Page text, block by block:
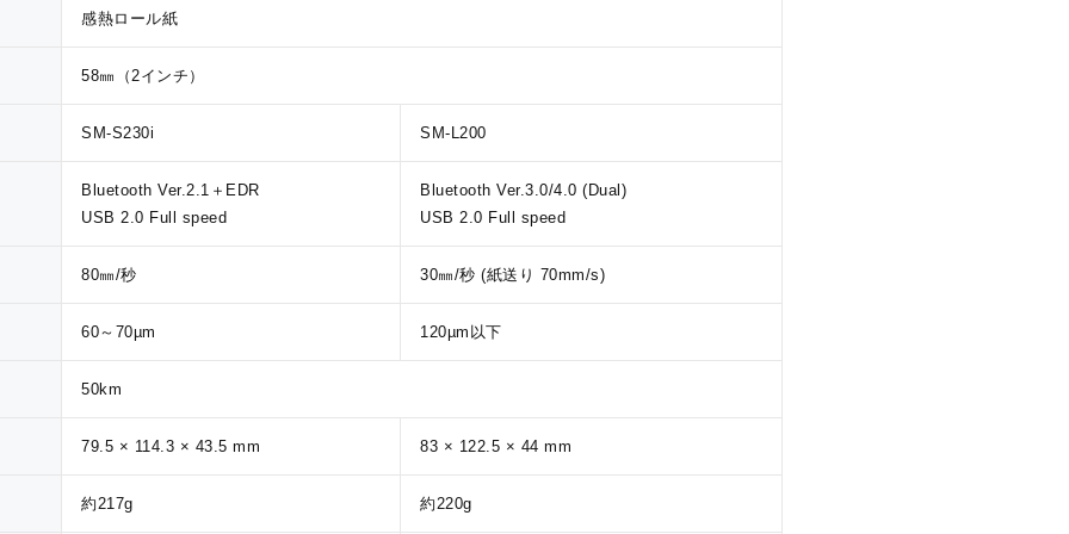
感熱ロール紙
58㎜（2インチ）
SM-S230i SM-L200
Bluetooth Ver.2.1＋EDR
USB 2.0 Full speed
Bluetooth Ver.3.0/4.0 (Dual)
USB 2.0 Full speed
80㎜/秒 30㎜/秒 (紙送り 70mm/s)
60～70µm 120µm以下
50km
79.5 × 114.3 × 43.5 mm 83 × 122.5 × 44 mm
約217g 約220g